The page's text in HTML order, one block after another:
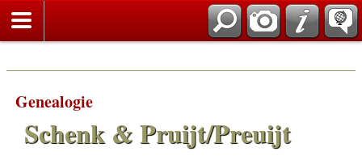
Genealogie
Schenk & Pruijt/Preuijt